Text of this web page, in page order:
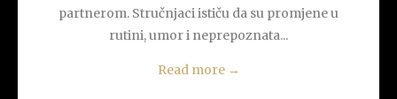
partnerom. Stručnjaci ističu da su promjene u
rutini, umor i neprepoznata...
Read more →